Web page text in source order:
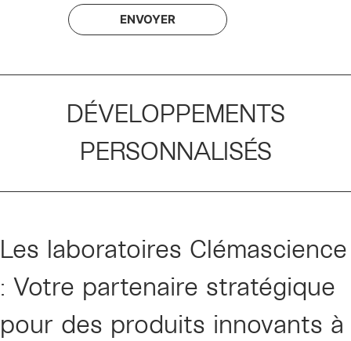
DÉVELOPPEMENTS
PERSONNALISÉS
Les laboratoires Clémascience
: Votre partenaire stratégique
pour des produits innovants à